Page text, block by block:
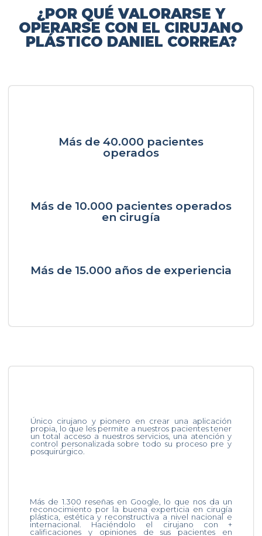
¿POR QUÉ VALORARSE Y
OPERARSE CON EL CIRUJANO
PLÁSTICO DANIEL CORREA?
Más de 40.000 pacientes
operados
Más de 10.000 pacientes operados
en cirugía
Más de 15.000 años de experiencia
Único cirujano y pionero en crear una aplicación
propia, lo que les permite a nuestros pacientes tener
un total acceso a nuestros servicios, una atención y
control personalizada sobre todo su proceso pre y
posquirúrgico.
Más de 1.300 reseñas en Google, lo que nos da un
reconocimiento por la buena experticia en cirugía
plástica, estética y reconstructiva a nivel nacional e
internacional. Haciéndolo el cirujano con +
calificaciones y opiniones de sus pacientes en